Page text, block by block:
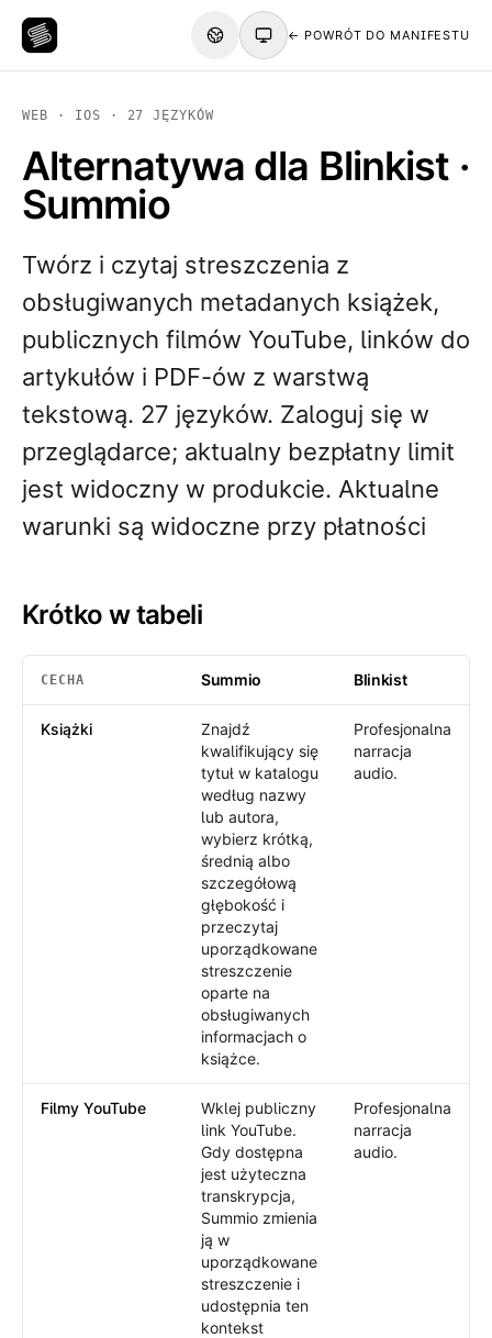
← POWRÓT DO MANIFESTU
WEB · IOS · 27 JĘZYKÓW
Alternatywa dla Blinkist ·
Summio
Twórz i czytaj streszczenia z
obsługiwanych metadanych książek,
publicznych filmów YouTube, linków do
artykułów i PDF-ów z warstwą
tekstową. 27 języków. Zaloguj się w
przeglądarce; aktualny bezpłatny limit
jest widoczny w produkcie. Aktualne
warunki są widoczne przy płatności
Krótko w tabeli
CECHA Summio Blinkist
Książki
Znajdź
kwalifikujący się
tytuł w katalogu
według nazwy
lub autora,
wybierz krótką,
średnią albo
szczegółową
głębokość i
przeczytaj
uporządkowane
streszczenie
oparte na
obsługiwanych
informacjach o
książce.
Profesjonalna
narracja
audio.
Filmy YouTube
Wklej publiczny
link YouTube.
Gdy dostępna
jest użyteczna
transkrypcja,
Summio zmienia
ją w
uporządkowane
streszczenie i
udostępnia ten
kontekst
Profesjonalna
narracja
audio.